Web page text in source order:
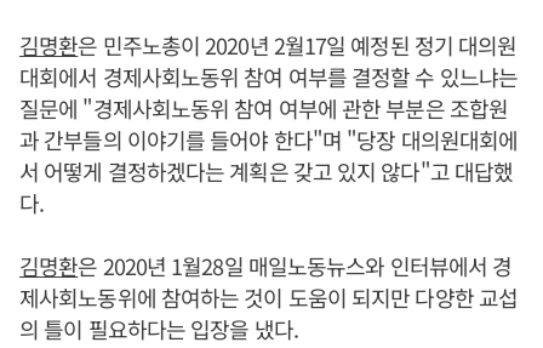
김명환은 민주노총이 2020년 2월17일 예정된 정기 대의원
대회에서 경제사회노동위 참여 여부를 결정할 수 있느냐는
질문에 "경제사회노동위 참여 여부에 관한 부분은 조합원
과 간부들의 이야기를 들어야 한다"며 "당장 대의원대회에
서 어떻게 결정하겠다는 계획은 갖고 있지 않다"고 대답했
다.
김명환은 2020년 1월28일 매일노동뉴스와 인터뷰에서 경
제사회노동위에 참여하는 것이 도움이 되지만 다양한 교섭
의 틀이 필요하다는 입장을 냈다.